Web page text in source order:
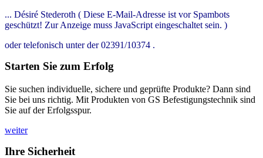
... Désiré Stederoth ( Diese E-Mail-Adresse ist vor Spambots
geschützt! Zur Anzeige muss JavaScript eingeschaltet sein. )
oder telefonisch unter der 02391/10374 .
Starten Sie zum Erfolg
Sie suchen individuelle, sichere und geprüfte Produkte? Dann sind
Sie bei uns richtig. Mit Produkten von GS Befestigungstechnik sind
Sie auf der Erfolgsspur.
weiter
Ihre Sicherheit